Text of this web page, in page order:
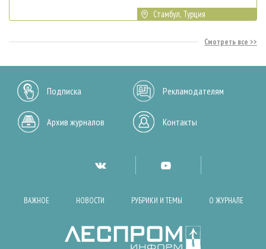
Стамбул, Турция
Смотреть все
Подписка Рекламодателям
Архив журналов Контакты
ВАЖНОЕ НОВОСТИ РУБРИКИ И ТЕМЫ О ЖУРНАЛЕ